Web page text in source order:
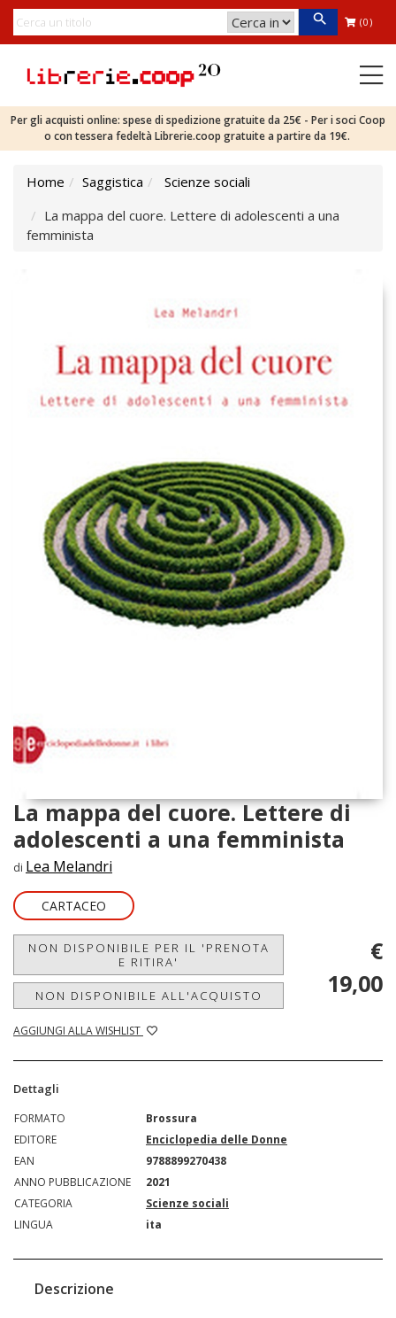
(0)
Per gli acquisti online: spese di spedizione gratuite da 25€ - Per i soci Coop
o con tessera fedeltà Librerie.coop gratuite a partire da 19€.
Home Saggistica
Scienze sociali
La mappa del cuore. Lettere di adolescenti a una
femminista
La mappa del cuore. Lettere di
adolescenti a una femminista
di Lea Melandri
CARTACEO
NON DISPONIBILE PER IL 'PRENOTA
E RITIRA'
NON DISPONIBILE ALL'ACQUISTO
AGGIUNGI ALLA WISHLIST
€
19,00
Dettagli
FORMATO
Brossura
EDITORE
Enciclopedia delle Donne
EAN
9788899270438
ANNO PUBBLICAZIONE
2021
CATEGORIA
Scienze sociali
LINGUA
ita
Descrizione